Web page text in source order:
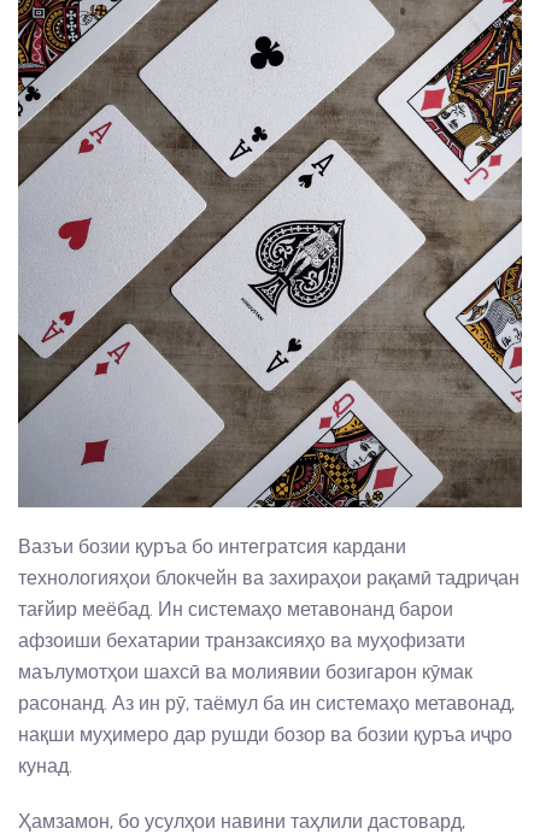
Вазъи бозии қуръа бо интегратсия кардани
технологияҳои блокчейн ва захираҳои рақамӣ тадриҷан
тағйир меёбад. Ин системаҳо метавонанд барои
афзоиши бехатарии транзаксияҳо ва муҳофизати
маълумотҳои шахсӣ ва молиявии бозигарон кӯмак
расонанд. Аз ин рӯ, таёмул ба ин системаҳо метавонад,
нақши муҳимеро дар рушди бозор ва бозии қуръа иҷро
кунад.
Ҳамзамон, бо усулҳои навини таҳлили дастовард,